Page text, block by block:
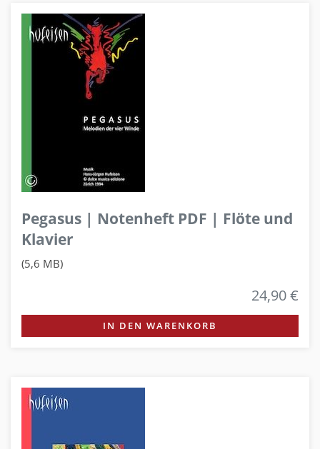
Pegasus | Notenheft PDF | Flöte und
Klavier
(5,6 MB)
24,90 €
IN DEN WARENKORB